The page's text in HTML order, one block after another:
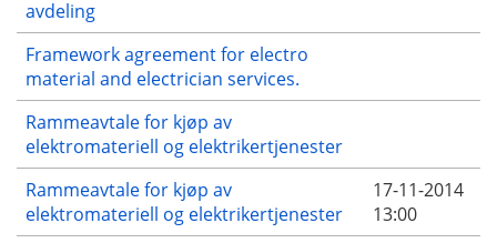
avdeling
Framework agreement for electro
material and electrician services.
Rammeavtale for kjøp av
elektromateriell og elektrikertjenester
Rammeavtale for kjøp av
elektromateriell og elektrikertjenester
17-11-2014
13:00